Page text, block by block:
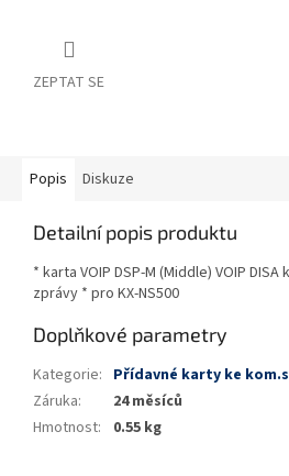
ZEPTAT SE
Popis Diskuze
Detailní popis produktu
* karta VOIP DSP-M (Middle) VOIP
zprávy * pro KX-NS500
Doplňkové parametry
Kategorie: Přídavné karty ke
Záruka:
24 měsíců
Hmotnost: 0.55 kg